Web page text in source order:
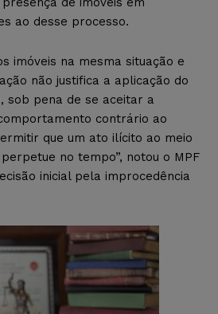
ao desse processo.
imóveis na mesma situação e
não justifica a aplicação do
sob pena de se aceitar a
contrário ao
que um ato ilícito ao meio
no tempo”, notou o MPF
inicial pela improcedência